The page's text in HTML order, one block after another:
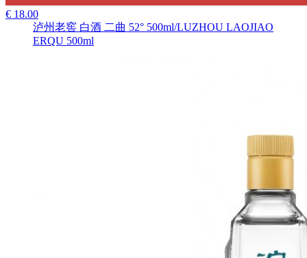
€ 18.00
泸州老窖 白酒 二曲 52° 500ml/LUZHOU LAOJIAO
ERQU 500ml